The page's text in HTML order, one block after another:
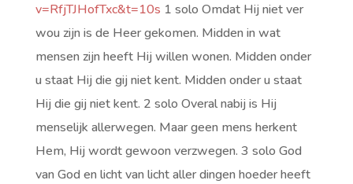
v=RfjTJHofTxc&t=10s 1 solo Omdat Hij niet ver
wou zijn is de Heer gekomen. Midden in wat
mensen zijn heeft Hij willen wonen. Midden onder
u staat Hij die gij niet kent. Midden onder u staat
Hij die gij niet kent. 2 solo Overal nabij is Hij
menselijk allerwegen. Maar geen mens herkent
Hem, Hij wordt gewoon verzwegen. 3 solo God
van God en licht van licht aller dingen hoeder heeft